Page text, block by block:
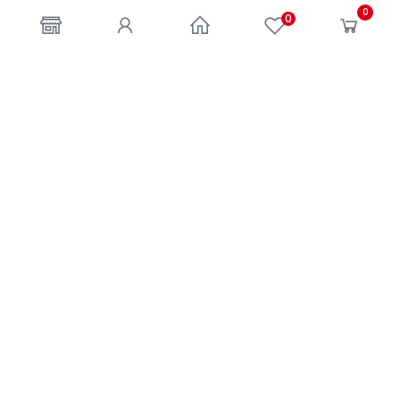
0 0